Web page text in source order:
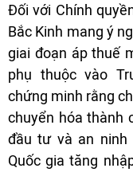
Đối với Chính
Bắc Kinh mang ý
giai đoạn áp thuế
phụ thuộc vào
chứng minh rằng
chuyển hóa thành
đầu tư và an ninh
Quốc gia tăng